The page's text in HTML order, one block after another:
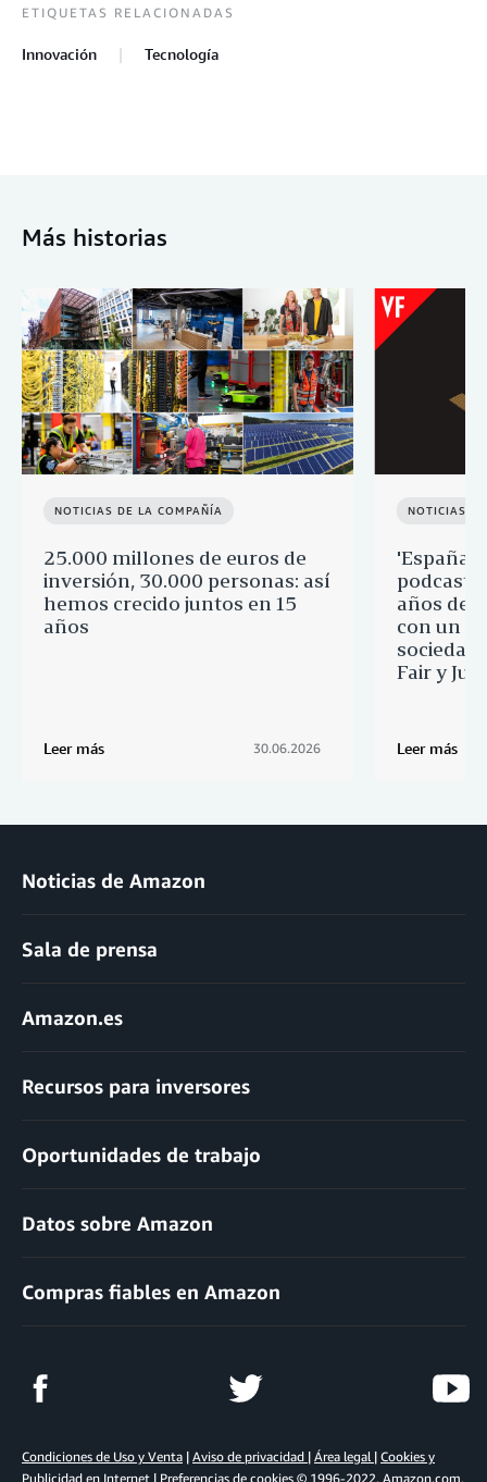
ETIQUETAS RELACIONADAS
Innovación Tecnología
Más historias
NOTICIAS DE LA COMPAÑÍA
25.000 millones de euros de
inversión, 30.000 personas: así
hemos crecido juntos en 15
años
Leer más 30.06.2026
NOTICIAS
'España
podcast
años de
con un
sociedad
Fair y
Leer más
Noticias de Amazon
Sala de prensa
Amazon.es
Recursos para inversores
Oportunidades de trabajo
Datos sobre Amazon
Compras fiables en Amazon
Condiciones de Uso y Venta | Aviso de privacidad | Área legal | Cookies y
Publicidad en Internet | Preferencias de cookies © 1996-2022, Amazon.com,